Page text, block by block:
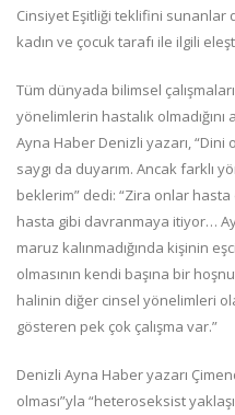
Cinsiyet Eşitliği teklifini sunanlar
kadın ve çocuk tarafı ile ilgili
Tüm dünyada bilimsel
yönelimlerin hastalık olmadığını
Ayna Haber Denizli yazarı,
saygı da duyarım. Ancak farklı
beklerim” dedi: “Zira onlar hasta
hasta gibi davranmaya itiyor…
maruz kalınmadığında kişinin
olmasının kendi başına bir
halinin diğer cinsel yönelimleri
gösteren pek çok çalışma var.”
Denizli Ayna Haber yazarı
olması”yla “heteroseksist